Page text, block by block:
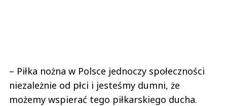
– Piłka nożna w Polsce jednoczy społeczności
niezależnie od płci i jesteśmy dumni, że
możemy wspierać tego piłkarskiego ducha.